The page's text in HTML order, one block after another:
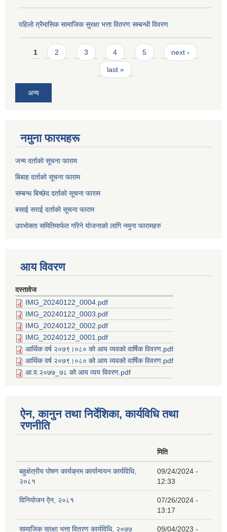
पहिलो त्रैमासिक सामाजिक सुरक्षा भत्ता वितरण सम्बन्धी विवरण
Pages
1 2 3 4 5 next ›
last »
अन्य
नमुना फारमहरू
जन्म दर्ताको सूचना फाराम
बिबाह दर्ताको सूचना फाराम
सम्बन्ध बिच्छेद दर्ताको सूचना फाराम
बसाई सराई दर्ताको सूचना फाराम
उपभोक्ता समितिमार्फत गरिने योजनाको लागि नमुना फारामहरु
आय विवरण
दस्तावेज
IMG_20240122_0004.pdf
IMG_20240122_0003.pdf
IMG_20240122_0002.pdf
IMG_20240122_0001.pdf
आर्थिक वर्ष २०७९।०८० को आय व्यवको वार्षिक विवरण.pdf
आर्थिक वर्ष २०७९।०८० को आय व्यवको वार्षिक विवरण.pdf
आ.व.२०७७_७८ को आय व्यय विवरण.pdf
ऐन, कानुन तथा निर्देशिका, कार्यविधि तथा
रणनीति
मिति
बहुक्षेत्रीय पोषण कार्यक्रम कार्यान्वयन कार्यविधि,
२०८१
09/24/2024 -
12:33
विनियोजन ऐन, २०८१
07/26/2024 -
13:17
सामाजिक सुरक्षा भत्ता वितरण कार्यविधि, २०७७
09/04/2023 -